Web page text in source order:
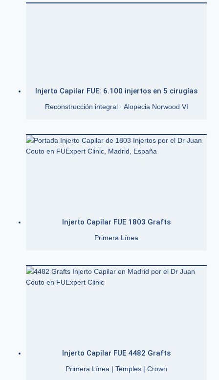
Injerto Capilar FUE: 6.100 injertos en 5 cirugías
Reconstrucción integral · Alopecia Norwood VI
Injerto Capilar FUE 1803 Grafts
Primera Línea
Injerto Capilar FUE 4482 Grafts
Primera Línea | Temples | Crown